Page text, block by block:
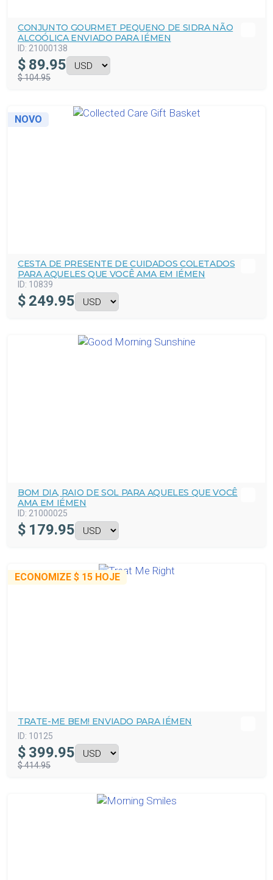
CONJUNTO GOURMET PEQUENO DE SIDRA NÃO
ALCOÓLICA ENVIADO PARA IÉMEN
ID: 21000138
$ 89.95
$ 104.95
NOVO
CESTA DE PRESENTE DE CUIDADOS COLETADOS
PARA AQUELES QUE VOCÊ AMA EM IÉMEN
ID: 10839
$ 249.95
BOM DIA, RAIO DE SOL PARA AQUELES QUE VOCÊ
AMA EM IÉMEN
ID: 21000025
$ 179.95
ECONOMIZE $ 15 HOJE
TRATE-ME BEM! ENVIADO PARA IÉMEN
ID: 10125
$ 399.95
$ 414.95